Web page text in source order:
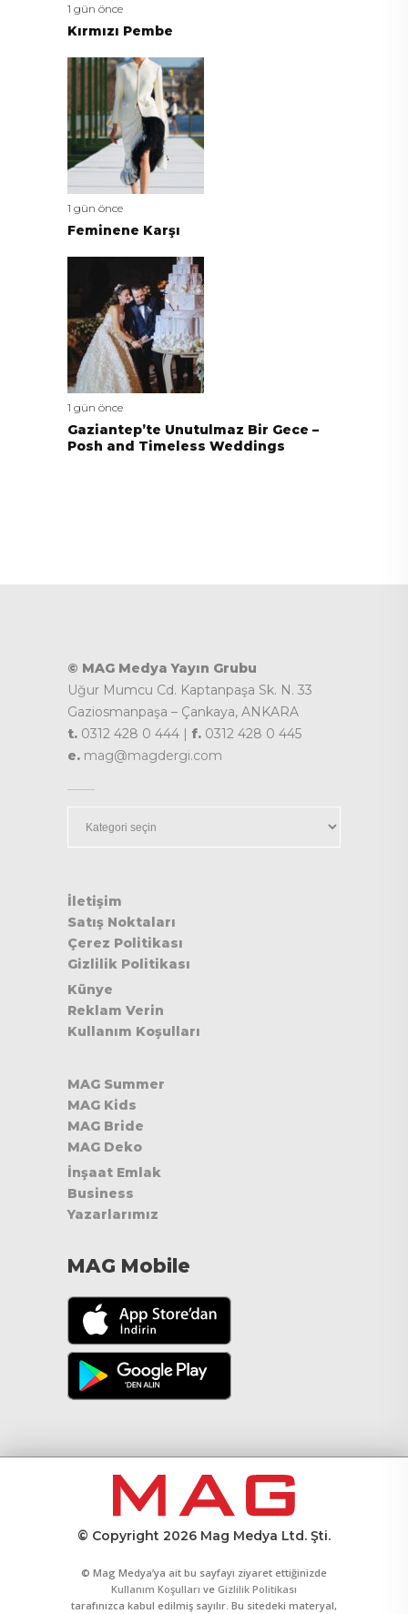
1 gün önce
Kırmızı Pembe
1 gün önce
Feminene Karşı
1 gün önce
Gaziantep’te Unutulmaz Bir Gece –
Posh and Timeless Weddings
© MAG Medya Yayın Grubu
Uğur Mumcu Cd. Kaptanpaşa Sk. N. 33
Gaziosmanpaşa – Çankaya, ANKARA
t. 0312 428 0 444 | f. 0312 428 0 445
e. mag@magdergi.com
İletişim
Satış Noktaları
Çerez Politikası
Gizlilik Politikası
Künye
Reklam Verin
Kullanım Koşulları
MAG Summer
MAG Kids
MAG Bride
MAG Deko
İnşaat Emlak
Business
Yazarlarımız
MAG Mobile
© Copyright 2026 Mag Medya Ltd. Şti.
© Mag Medya’ya ait bu sayfayı ziyaret ettiğinizde
Kullanım Koşulları ve Gizlilik Politikası
tarafınızca kabul edilmiş sayılır. Bu sitedeki materyal,